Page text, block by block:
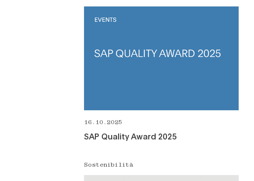
16.10.2025
SAP Quality Award 2025
Sostenibilità